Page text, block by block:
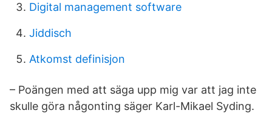
Digital management software
Jiddisch
Atkomst definisjon
– Poängen med att säga upp mig var att jag inte
skulle göra någonting säger Karl-Mikael Syding.